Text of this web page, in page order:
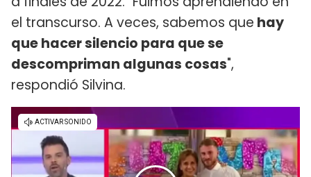
el transcurso. A veces, sabemos que hay
que hacer silencio para que se
descompriman algunas cosas",
respondió Silvina.